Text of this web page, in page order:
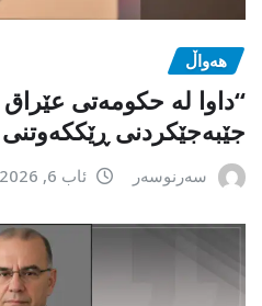
هەواڵ
“داوا لە حكومەتی
جێبەجێكردنی
سەرنوسەر ئاب 6, 2026